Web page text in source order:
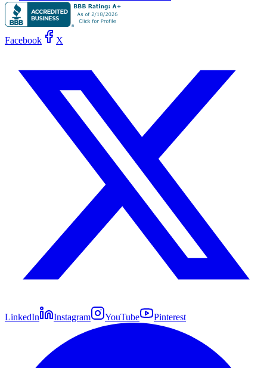
Facebook X
LinkedIn Instagram YouTube Pinterest